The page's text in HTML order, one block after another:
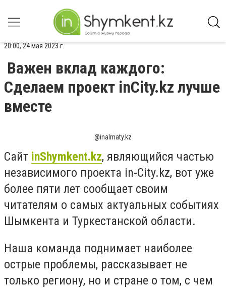
20:00, 24 мая 2023 г.
Важен вклад каждого:
Сделаем проект inCity.kz лучше
вместе
@inalmaty.kz
Сайт inShymkent.kz, являющийся частью
независимого проекта in-City.kz, вот уже
более пяти лет сообщает своим
читателям о самых актуальных событиях
Шымкента и Туркестанской области.
Наша команда поднимает наиболее
острые проблемы, рассказывает не
только региону, но и стране о том, с чем